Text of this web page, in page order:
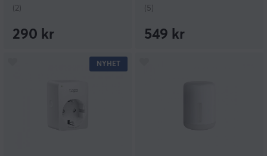
(2)
290 kr
(5)
549 kr
NYHET